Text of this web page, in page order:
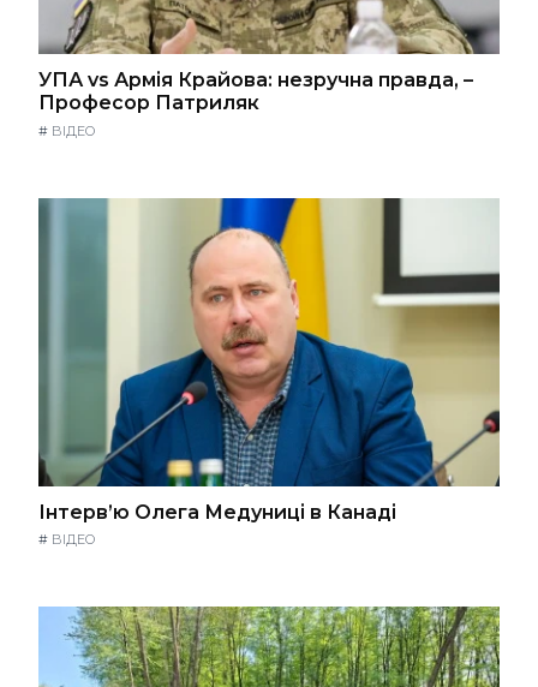
УПА vs Армія Крайова: незручна правда, –
Професор Патриляк
# ВІДЕО
Інтерв’ю Олега Медуниці в Канаді
# ВІДЕО